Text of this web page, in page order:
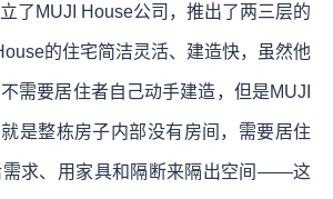
了MUJI House公司，推出了两三层的
的住宅简洁灵活、建造快，虽然他
需要居住者自己动手建造，但是MUJI
是整栋房子内部没有房间，需要居住
需求、用家具和隔断来隔出空间——这